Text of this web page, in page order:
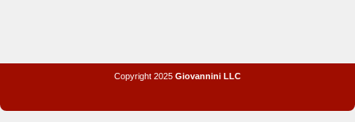
Copyright 2025 Giovannini LLC